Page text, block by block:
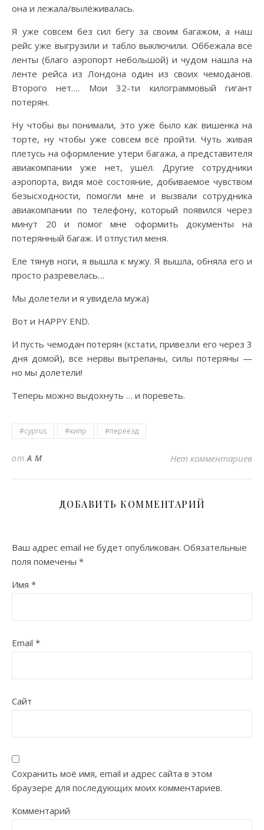
она и лежала/вылёживалась.
Я уже совсем без сил бегу за своим багажом, а наш
рейс уже выгрузили и табло выключили. Оббежала все
ленты (благо аэропорт небольшой) и чудом нашла на
ленте рейса из Лондона один из своих чемоданов.
Второго нет…. Мои 32-ти килограммовый гигант
потерян.
Ну чтобы вы понимали, это уже было как вишенка на
торте, ну чтобы уже совсем всё пройти. Чуть живая
плетусь на оформление утери багажа, а представителя
авиакомпании уже нет, ушёл. Другие сотрудники
аэропорта, видя моё состояние, добиваемое чувством
безысходности, помогли мне и вызвали сотрудника
авиакомпании по телефону, который появился через
минут 20 и помог мне оформить документы на
потерянный багаж. И отпустил меня.
Еле тянув ноги, я вышла к мужу. Я вышла, обняла его и
просто разревелась…
Мы долетели и я увидела мужа)
Вот и HAPPY END.
И пусть чемодан потерян (кстати, привезли его через 3
дня домой), все нервы вытрепаны, силы потеряны —
но мы долетели!
Теперь можно выдохнуть … и пореветь.
#cyprus #кипр #переезд
отA M Нет комментариев
ДОБАВИТЬ КОММЕНТАРИЙ
Ваш адрес email не будет опубликован. Обязательные
поля помечены *
Имя *
Email *
Сайт
Сохранить моё имя, email и адрес сайта в этом
браузере для последующих моих комментариев.
Комментарий